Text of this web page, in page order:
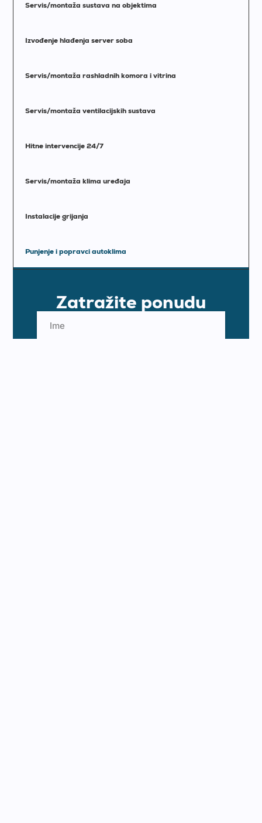
Servis/montaža sustava na objektima
Izvođenje hlađenja server soba
Servis/montaža rashladnih komora i vitrina
Servis/montaža ventilacijskih sustava
Hitne intervencije 24/7
Servis/montaža klima uređaja
Instalacije grijanja
Punjenje i popravci autoklima
Zatražite ponudu